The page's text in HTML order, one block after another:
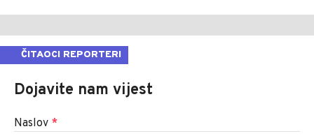
ČITAOCI REPORTERI
Dojavite nam vijest
Naslov *